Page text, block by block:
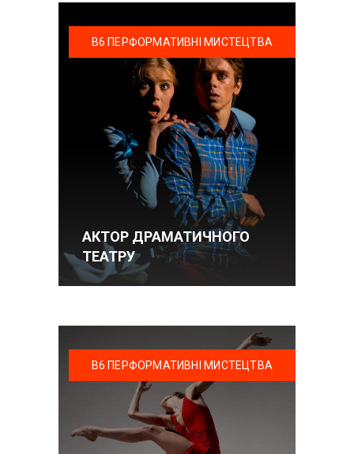
В6 ПЕРФОРМАТИВНІ МИСТЕЦТВА
АКТОР ДРАМАТИЧНОГО
ТЕАТРУ
В6 ПЕРФОРМАТИВНІ МИСТЕЦТВА